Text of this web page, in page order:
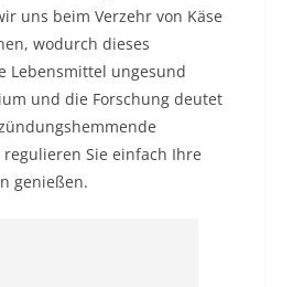
uns beim Verzehr von Käse
wodurch dieses
Lebensmittel ungesund
und die Forschung deutet
Sie einfach Ihre
genießen.